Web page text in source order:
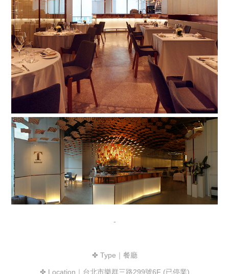
-
✤ Type｜餐廳
✤ Location｜台北市樂群三路299號6F (已停業)